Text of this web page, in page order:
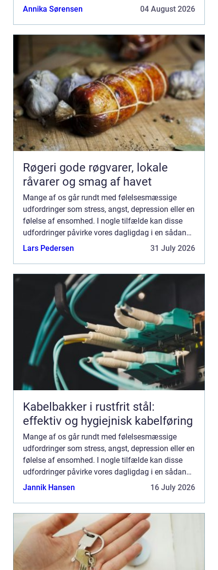
grad, at det bliver nødvendigt at søge professionel
Annika Sørensen 04 August 2026
Røgeri gode røgvarer, lokale
råvarer og smag af havet
Mange af os går rundt med følelsesmæssige
udfordringer som stress, angst, depression eller en
følelse af ensomhed. I nogle tilfælde kan disse
udfordringer påvirke vores dagligdag i en sådan
grad, at det bliver nødvendigt at søge professionel
Lars Pedersen 31 July 2026
Kabelbakker i rustfrit stål:
effektiv og hygiejnisk kabelføring
Mange af os går rundt med følelsesmæssige
udfordringer som stress, angst, depression eller en
følelse af ensomhed. I nogle tilfælde kan disse
udfordringer påvirke vores dagligdag i en sådan
grad, at det bliver nødvendigt at søge professionel
Jannik Hansen 16 July 2026